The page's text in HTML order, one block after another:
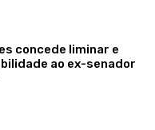
concede liminar e
ao ex-senador